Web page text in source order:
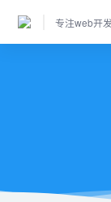
专注web开